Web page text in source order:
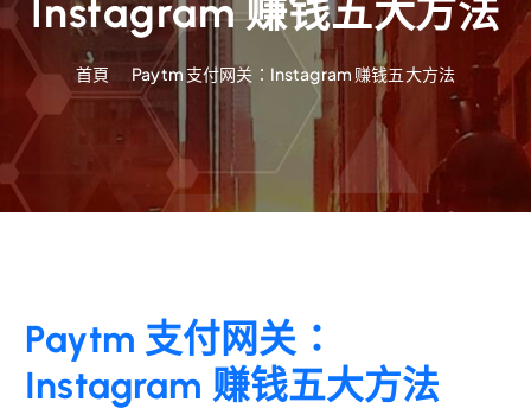
Instagram 赚钱五大方法
首頁 Paytm 支付网关：Instagram 赚钱五大方法
Paytm 支付网关：
Instagram 赚钱五大方法